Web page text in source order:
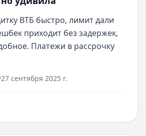
ВТБ быстро, лимит дали
приходит без задержек,
Платежи в рассрочку
27 сентября 2025 г.